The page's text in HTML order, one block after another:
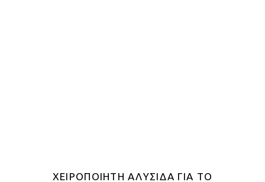
ΧΕΙΡΟΠΟΊΗΤΗ ΑΛΥΣΊΔΑ ΓΙΑ ΤΟ